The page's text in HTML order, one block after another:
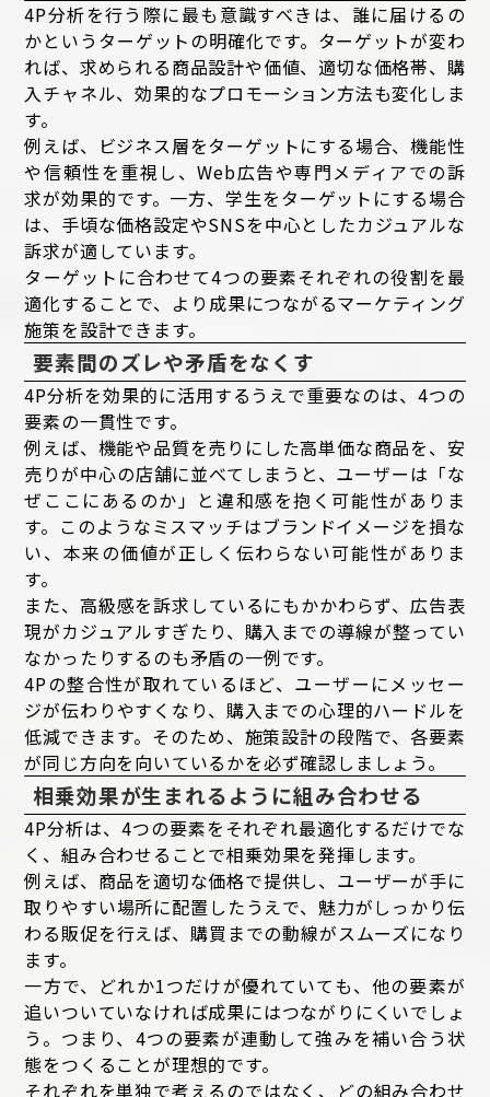
4P分析を行う際に最も意識すべきは、誰に届けるの
かというターゲットの明確化です。ターゲットが変わ
れば、求められる商品設計や価値、適切な価格帯、購
入チャネル、効果的なプロモーション方法も変化しま
す。
例えば、ビジネス層をターゲットにする場合、機能性
や信頼性を重視し、Web広告や専門メディアでの訴
求が効果的です。一方、学生をターゲットにする場合
は、手頃な価格設定やSNSを中心としたカジュアルな
訴求が適しています。
ターゲットに合わせて4つの要素それぞれの役割を最
適化することで、より成果につながるマーケティング
施策を設計できます。
要素間のズレや矛盾をなくす
4P分析を効果的に活用するうえで重要なのは、4つの
要素の一貫性です。
例えば、機能や品質を売りにした高単価な商品を、安
売りが中心の店舗に並べてしまうと、ユーザーは「な
ぜここにあるのか」と違和感を抱く可能性がありま
す。このようなミスマッチはブランドイメージを損な
い、本来の価値が正しく伝わらない可能性がありま
す。
また、高級感を訴求しているにもかかわらず、広告表
現がカジュアルすぎたり、購入までの導線が整ってい
なかったりするのも矛盾の一例です。
4Pの整合性が取れているほど、ユーザーにメッセー
ジが伝わりやすくなり、購入までの心理的ハードルを
低減できます。そのため、施策設計の段階で、各要素
が同じ方向を向いているかを必ず確認しましょう。
相乗効果が生まれるように組み合わせる
4P分析は、4つの要素をそれぞれ最適化するだけでな
く、組み合わせることで相乗効果を発揮します。
例えば、商品を適切な価格で提供し、ユーザーが手に
取りやすい場所に配置したうえで、魅力がしっかり伝
わる販促を行えば、購買までの動線がスムーズになり
ます。
一方で、どれか1つだけが優れていても、他の要素が
追いついていなければ成果にはつながりにくいでしょ
う。つまり、4つの要素が連動して強みを補い合う状
態をつくることが理想的です。
それぞれを単独で考えるのではなく、どの組み合わせ